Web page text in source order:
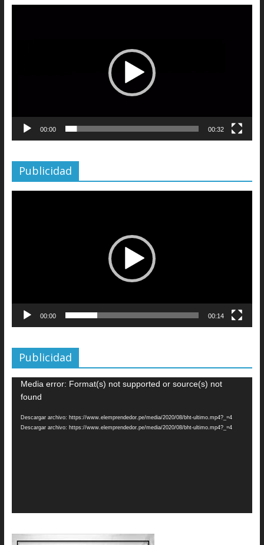
00:00 00:32
Publicidad
00:00 00:14
Publicidad
Reproductor
Media error: Format(s) not supported or source(s) not
found
Descargar archivo: https://www.elemprendedor.pe/media/2020/08/bht-ultimo.mp4?_=4
Descargar archivo: https://www.elemprendedor.pe/media/2020/08/bht-ultimo.mp4?_=4